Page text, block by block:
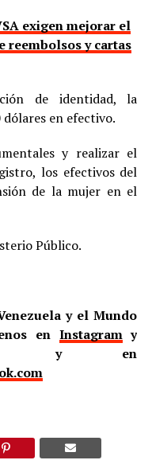
exigen mejorar el
reembolsos y cartas
de identidad, la
en efectivo.
y realizar el
los efectivos del
de la mujer en el
Público.
y el Mundo
en Instagramy
en